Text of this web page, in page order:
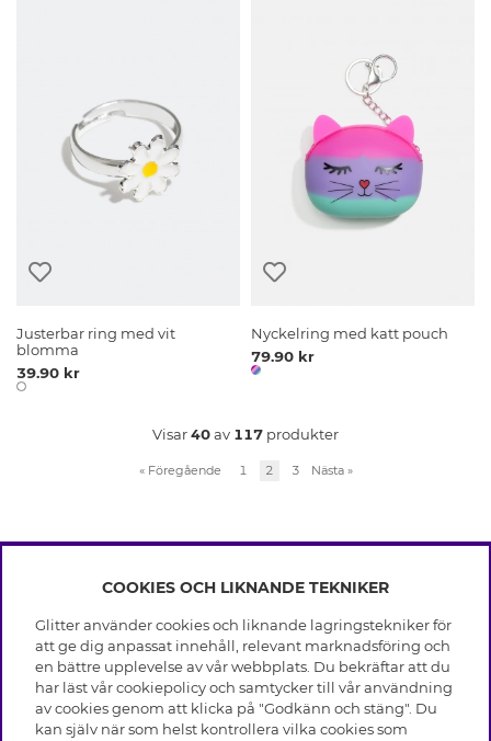
Justerbar ring med vit
blomma
39.90 kr
Nyckelring med katt pouch
79.90 kr
Visar40av 117 produkter
« Föregående 1 2 3 Nästa »
INFO
Leverans
Villkor
Integritetspolicy
Cookies
Medlemsvillkor
OM GLITTER
Black Friday
Våra butiker
HJÄLP
COOKIES OCH LIKNANDE TEKNIKER
Glitter använder cookies och liknande lagringstekniker för
att ge dig anpassat innehåll, relevant marknadsföring och
en bättre upplevelse av vår webbplats. Du bekräftar att du
har läst vår cookiepolicy och samtycker till vår användning
av cookies genom att klicka på "Godkänn och stäng". Du
kan själv när som helst kontrollera vilka cookies som